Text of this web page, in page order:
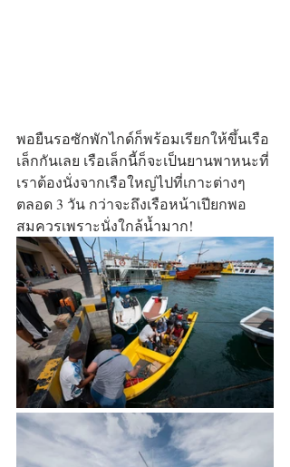
พอยืนรอซักพักไกด์ก็พร้อมเรียกให้ขึ้นเรือ
เล็กกันเลย เรือเล็กนี้ก็จะเป็นยานพาหนะที่
เราต้องนั่งจากเรือใหญ่ไปที่เกาะต่างๆ
ตลอด 3 วัน กว่าจะถึงเรือหน้าเปียกพอ
สมควรเพราะนั่งใกล้น้ำมาก!